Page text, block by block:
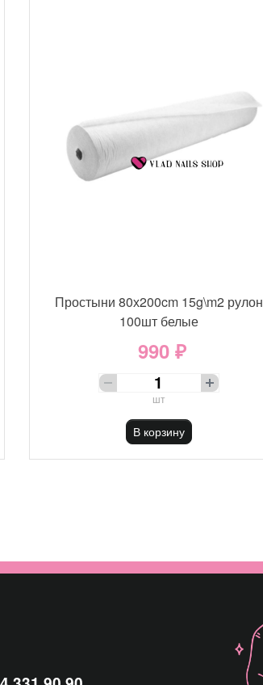
Простыни 80х200cm 15g\m2 рулон
100шт белые
990 ₽
шт
В корзину